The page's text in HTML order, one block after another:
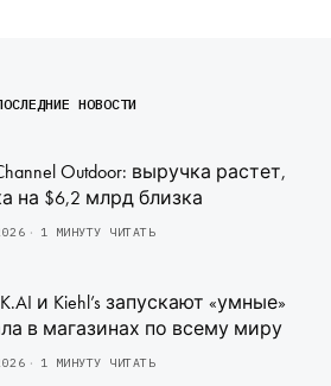
НОВОСТИ
Outdoor: выручка растет,
на $6,2 млрд близка
1 МИНУТУ ЧИТАТЬ
и Kiehl’s запускают «умные»
в магазинах по всему миру
1 МИНУТУ ЧИТАТЬ